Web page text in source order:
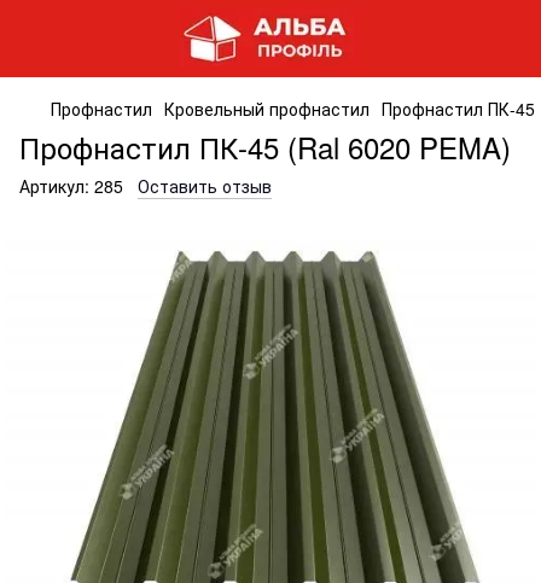
Профнастил Кровельный профнастил Профнастил ПК-45
Профнастил ПК-45 (Ral 6020 PEMA)
Артикул: 285 Оставить отзыв